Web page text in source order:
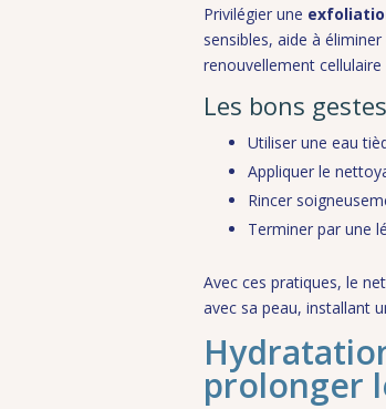
Privilégier une
sensibles, aide à
renouvellement
Les bons
Utiliser une eau
Appliquer le
Rincer
Terminer par une
Avec ces pratiques, le
avec sa peau, installant
prolonger